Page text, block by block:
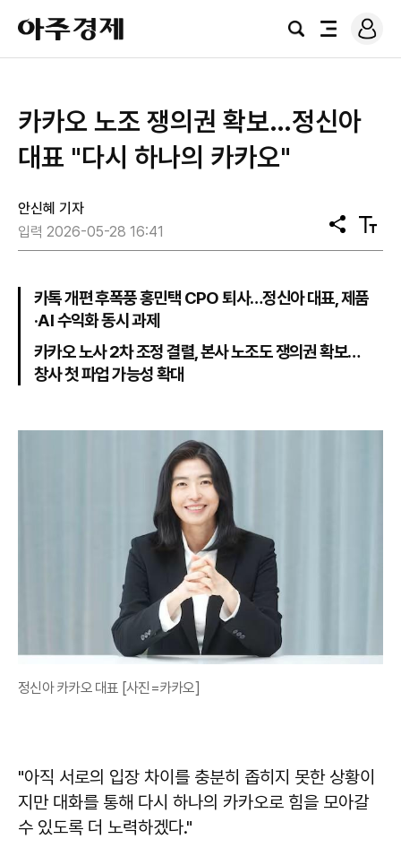
아
주
경
검
전
로
그
카카오 노조 쟁의권 확보…정신아
대표 "다시 하나의 카카오"
안신혜 기자
입력 2026-05-28 16:41
공
유
텍
스
기
카톡 개편 후폭풍 홍민택 CPO 퇴사…정신아 대표, 제품
·AI 수익화 동시 과제
카카오 노사 2차 조정 결렬, 본사 노조도 쟁의권 확보…
창사 첫 파업 가능성 확대
정신아 카카오 대표 [사진=카카오]
"아직 서로의 입장 차이를 충분히 좁히지 못한 상황이
지만 대화를 통해 다시 하나의 카카오로 힘을 모아갈
수 있도록 더 노력하겠다."